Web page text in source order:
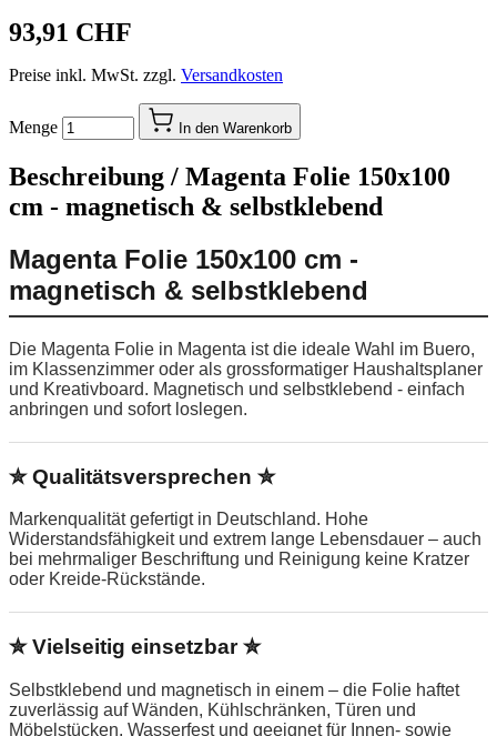
93,91 CHF
Preise inkl. MwSt. zzgl. Versandkosten
Menge In den Warenkorb
Beschreibung / Magenta Folie 150x100
cm - magnetisch & selbstklebend
Magenta Folie 150x100 cm -
magnetisch & selbstklebend
Die Magenta Folie in Magenta ist die ideale Wahl im Buero,
im Klassenzimmer oder als grossformatiger Haushaltsplaner
und Kreativboard. Magnetisch und selbstklebend - einfach
anbringen und sofort loslegen.
✮ Qualitätsversprechen ✮
Markenqualität gefertigt in Deutschland. Hohe
Widerstandsfähigkeit und extrem lange Lebensdauer – auch
bei mehrmaliger Beschriftung und Reinigung keine Kratzer
oder Kreide-Rückstände.
✮ Vielseitig einsetzbar ✮
Selbstklebend und magnetisch in einem – die Folie haftet
zuverlässig auf Wänden, Kühlschränken, Türen und
Möbelstücken. Wasserfest und geeignet für Innen- sowie